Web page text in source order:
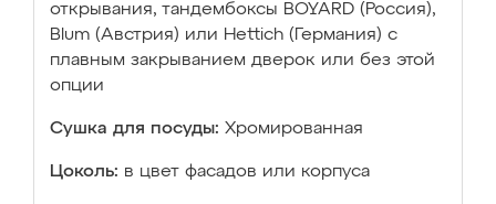
открывания, тандембоксы BOYARD (Россия),
Blum (Австрия) или Hettich (Германия) с
плавным закрыванием дверок или без этой
опции
Сушка для посуды: Хромированная
Цоколь: в цвет фасадов или корпуса